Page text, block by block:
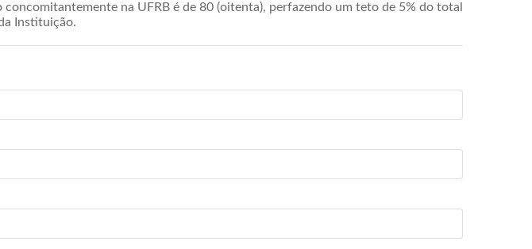
na UFRB é de 80 (oitenta), perfazendo um teto de 5% do total
Instituição.